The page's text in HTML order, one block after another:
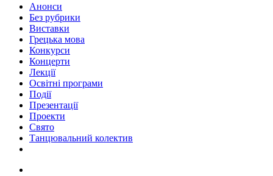
Анонси
Без рубрики
Виставки
Грецька мова
Конкурси
Концерти
Лекції
Освітні програми
Події
Презентації
Проекти
Свято
Танцювальний колектив